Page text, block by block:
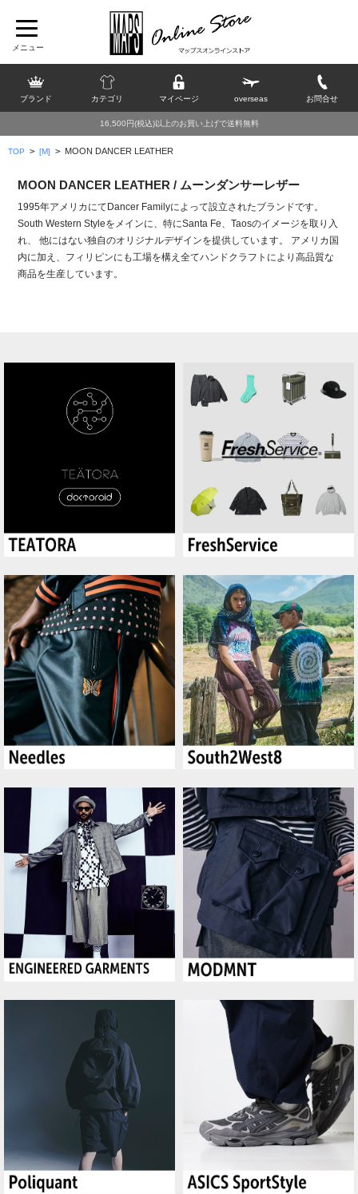
ブランド カテゴリ マイページ overseas お問合せ
16,500円(税込)以上のお買い上げで送料無料
TOP > [M] > MOON DANCER LEATHER
MOON DANCER LEATHER / ムーンダンサーレザー
1995年アメリカにてDancer Familyによって設立されたブランドです。
South Western Styleをメインに、特にSanta Fe、Taosのイメージを取り入
れ、 他にはない独自のオリジナルデザインを提供しています。 アメリカ国
内に加え、フィリピンにも工場を構え全てハンドクラフトにより高品質な
商品を生産しています。